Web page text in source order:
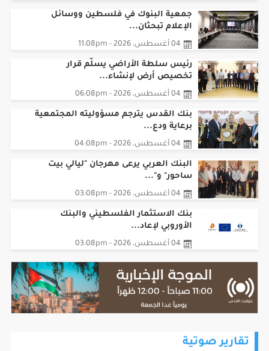
جمعية البنوك في فلسطين ووسائل
الإعلام تبحثان...
04 أغسطس، 2026 - 11:08pm
رئيس سلطة الأراضي يسلّم قرار
تخصيص أرض لإنشاء...
04 أغسطس، 2026 - 06:08pm
بنك القدس يترجم مسؤوليته المجتمعية
برعاية ودع...
04 أغسطس، 2026 - 04:08pm
البنك العربي يرعى مهرجان "ليالي بيت
ساحور" و"...
04 أغسطس، 2026 - 03:08pm
بنك الاستثمار الفلسطيني والبنك
الأوروبي لإعاد...
04 أغسطس، 2026 - 03:08pm
تقارير صوتية